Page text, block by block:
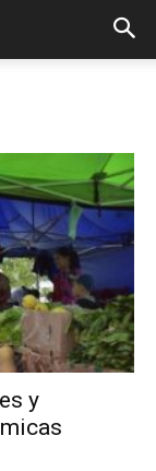
y